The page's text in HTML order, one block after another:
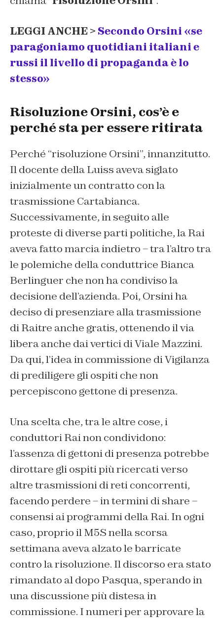
LEGGI ANCHE > Secondo Orsini «se
paragoniamo quotidiani italiani e
russi il livello di propaganda è lo
stesso»
Risoluzione Orsini, cos’è e
perché sta per essere ritirata
Perché “risoluzione Orsini”, innanzitutto.
Il docente della Luiss aveva siglato
inizialmente un contratto con la
trasmissione Cartabianca.
Successivamente, in seguito alle
proteste di diverse parti politiche, la Rai
aveva fatto marcia indietro – tra l’altro tra
le polemiche della conduttrice Bianca
Berlinguer che non ha condiviso la
decisione dell’azienda. Poi, Orsini ha
deciso di presenziare alla trasmissione
di Raitre anche gratis, ottenendo il via
libera anche dai vertici di Viale Mazzini.
Da qui, l’idea in commissione di Vigilanza
di prediligere gli ospiti che non
percepiscono gettone di presenza.
Una scelta che, tra le altre cose, i
conduttori Rai non condividono:
l’assenza di gettoni di presenza potrebbe
dirottare gli ospiti più ricercati verso
altre trasmissioni di reti concorrenti,
facendo perdere – in termini di share –
consensi ai programmi della Rai. In ogni
caso, proprio il M5S nella scorsa
settimana aveva alzato le barricate
contro la risoluzione. Il discorso era stato
rimandato al dopo Pasqua, sperando in
una discussione più distesa in
commissione. I numeri per approvare la